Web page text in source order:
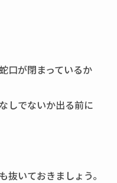
口が閉まっているか
しでないか出る前に
抜いておきましょう。